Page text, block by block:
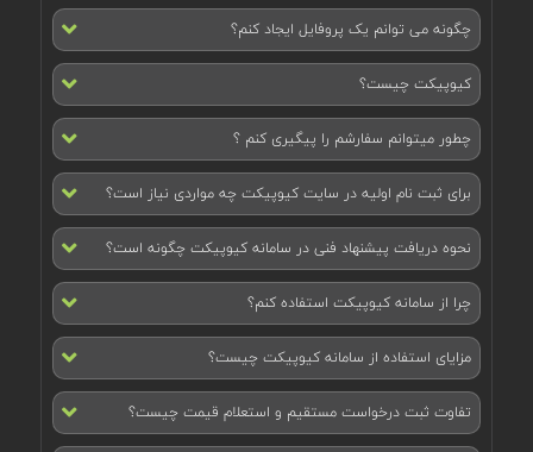
چگونه می توانم یک پروفایل ایجاد کنم؟
کیوپیکت چیست؟
چطور میتوانم سفارشم را پیگیری کنم ؟
برای ثبت نام اولیه در سایت کیوپیکت چه مواردی نیاز است؟
نحوه دریافت پیشنهاد فنی در سامانه کیوپیکت چگونه است؟
چرا از سامانه کیوپیکت استفاده کنم؟
مزایای استفاده از سامانه کیوپیکت چیست؟
تفاوت ثبت درخواست مستقیم و استعلام قیمت چیست؟